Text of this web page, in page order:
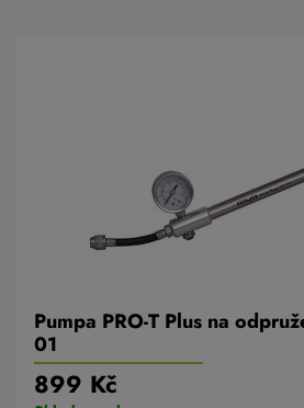
Pumpa PRO-T Plus na
01
899 Kč